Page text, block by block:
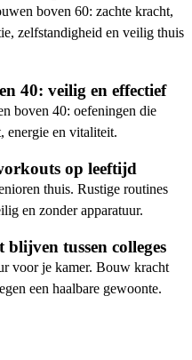
boven 60: zachte kracht,
zelfstandigheid en veilig thuis
40: veilig en effectief
boven 40: oefeningen die
energie en vitaliteit.
op leeftijd
thuis. Rustige routines
en zonder apparatuur.
tussen colleges
voor je kamer. Bouw kracht
een haalbare gewoonte.